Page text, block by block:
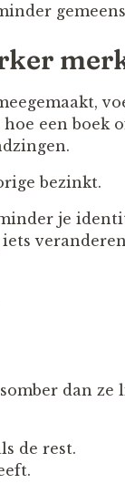
een boek
bezinkt.
je
dan ze
de rest.